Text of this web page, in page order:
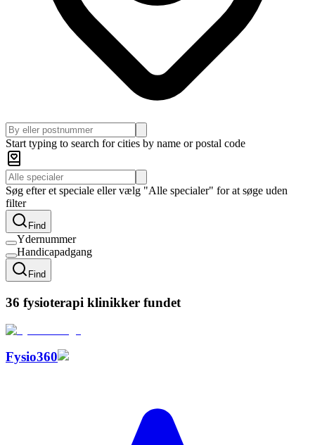
Start typing to search for cities by name or postal code
Søg efter et speciale eller vælg "Alle specialer" for at søge uden
filter
Find
Ydernummer
Handicapadgang
Find
36 fysioterapi klinikker fundet
Fysio360